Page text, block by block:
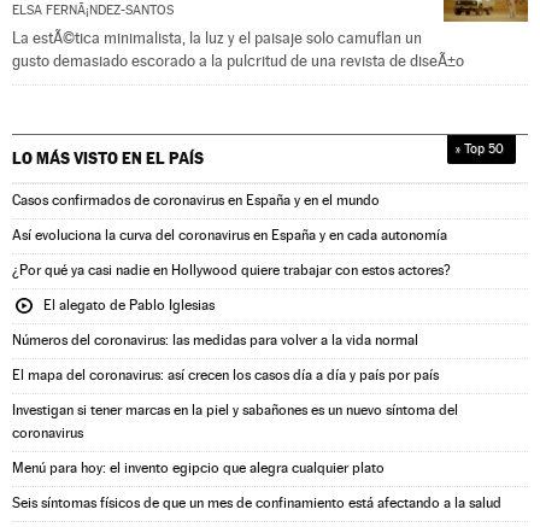
ELSA FERNÃ¡NDEZ-SANTOS
La estÃ©tica minimalista, la luz y el paisaje solo camuflan un
gusto demasiado escorado a la pulcritud de una revista de diseÃ±o
LO MÁS VISTO EN EL PAÍS » Top 50
Casos confirmados de coronavirus en España y en el mundo
Así evoluciona la curva del coronavirus en España y en cada autonomía
¿Por qué ya casi nadie en Hollywood quiere trabajar con estos actores?
El alegato de Pablo Iglesias
Números del coronavirus: las medidas para volver a la vida normal
El mapa del coronavirus: así crecen los casos día a día y país por país
Investigan si tener marcas en la piel y sabañones es un nuevo síntoma del
coronavirus
Menú para hoy: el invento egipcio que alegra cualquier plato
Seis síntomas físicos de que un mes de confinamiento está afectando a la salud